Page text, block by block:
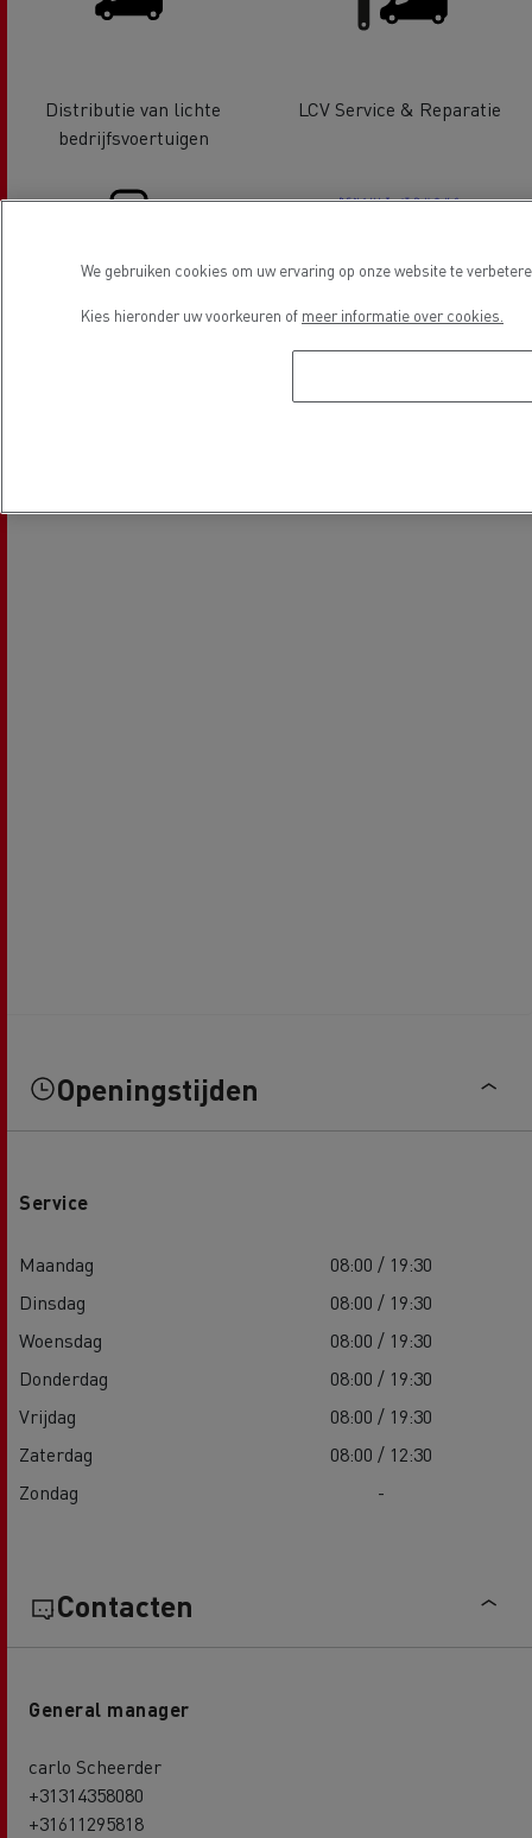
Distributie van lichte
bedrijfsvoertuigen
LCV Service & Reparatie
Financiering Electrische voertuigen
Openingstijden
Service
Maandag
08:00 / 19:30
Dinsdag
08:00 / 19:30
Woensdag
08:00 / 19:30
Donderdag
08:00 / 19:30
Vrijdag
08:00 / 19:30
Zaterdag
08:00 / 12:30
Zondag
-
Contacten
General manager
carlo Scheerder
+31314358080
+31611295818
We gebruiken cookies om uw ervaring op onze website te
Kies hieronder uw voorkeuren of meer informatie over cookies.